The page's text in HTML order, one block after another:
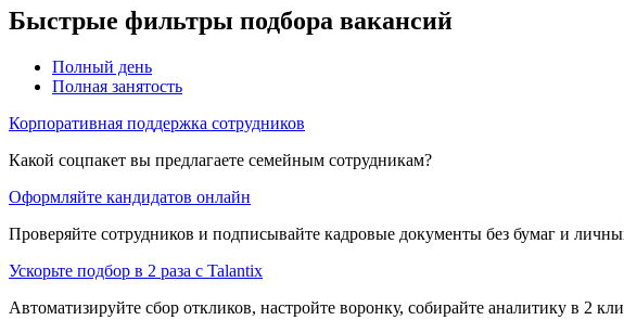
Быстрые фильтры подбора вакансий
Полный день
Полная занятость
Корпоративная поддержка сотрудников
Какой соцпакет вы предлагаете семейным сотрудникам?
Оформляйте кандидатов онлайн
Проверяйте сотрудников и подписывайте кадровые документы без бумаг и
Ускорьте подбор в 2 раза с Talantix
Автоматизируйте сбор откликов, настройте воронку, собирайте аналитику в 2